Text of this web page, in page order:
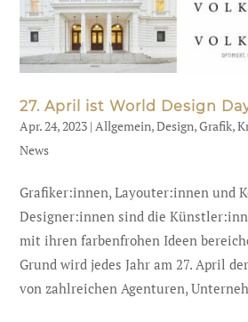
27. April ist World Design
Apr. 24, 2023 | Allgemein,Design,Grafik,
News
Grafiker:innen, Layouter:innen und
Designer:innen sind die
mit ihren farbenfrohen Ideen
Grund wird jedes Jahr am 27. April
von zahlreichen Agenturen,